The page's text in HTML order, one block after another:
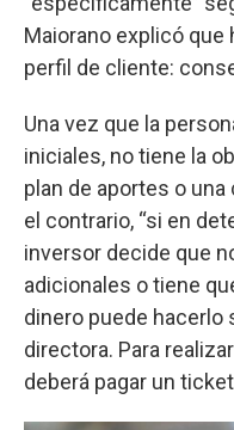
Maiorano explicó que
perfil de cliente:
Una vez que la
iniciales, no tiene la
plan de aportes o
el contrario, “si en
inversor decide que
adicionales o tiene
dinero puede hacerlo
directora. Para
deberá pagar un